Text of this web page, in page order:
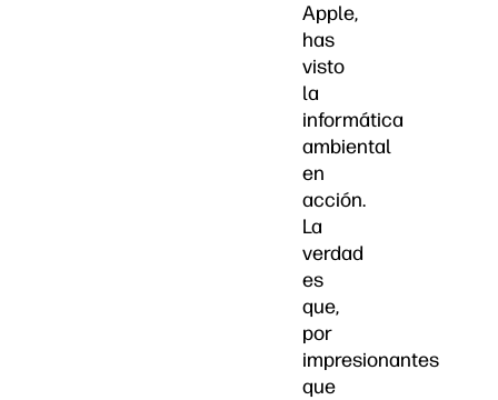
Apple,
has
visto
la
informática
ambiental
en
acción.
La
verdad
es
que,
por
impresionantes
que